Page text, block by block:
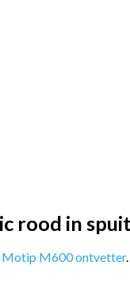
rood in
Motip M600 ontvetter